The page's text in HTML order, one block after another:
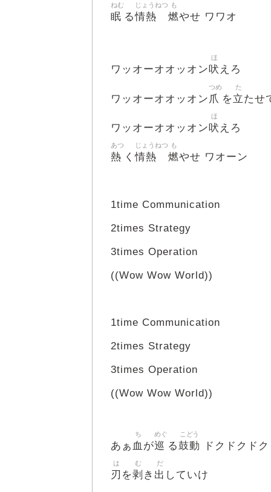
眠
ねむ
る情熱
じょうねつ
燃
も
やせ ワワオ
ワッオーオオッオン吠
ほ
えろ
ワッオーオオッオン 爪
つめ
を立
た
たせ
ワッオーオオッオン吠
ほ
えろ
熱
あつ
く情熱
じょうねつ
燃
も
やせ ワオーン
1time Communication
2times Strategy
3times Operation
((Wow Wow World))
1time Communication
2times Strategy
3times Operation
((Wow Wow World))
あぁ 血
ち
が巡
めぐ
る鼓動
こどう
ドクドクド
刃
は
を剥
む
き 出
だ
していけ